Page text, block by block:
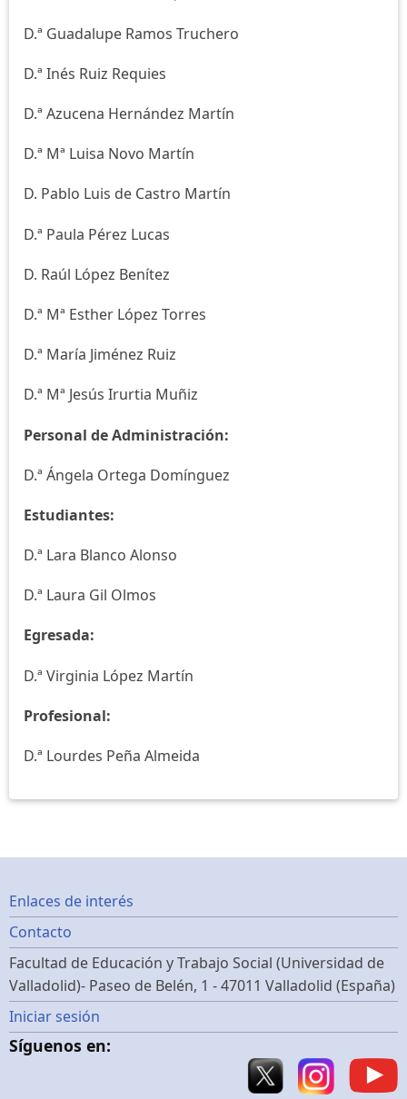
D.ª Guadalupe Ramos Truchero
D.ª Inés Ruiz Requies
D.ª Azucena Hernández Martín
D.ª Mª Luisa Novo Martín
D. Pablo Luis de Castro Martín
D.ª Paula Pérez Lucas
D. Raúl López Benítez
D.ª Mª Esther López Torres
D.ª María Jiménez Ruiz
D.ª Mª Jesús Irurtia Muñiz
Personal de Administración:
D.ª Ángela Ortega Domínguez
Estudiantes:
D.ª Lara Blanco Alonso
D.ª Laura Gil Olmos
Egresada:
D.ª Virginia López Martín
Profesional:
D.ª Lourdes Peña Almeida
Footer
menu
Enlaces de interés
Contacto
Facultad de Educación y Trabajo Social (Universidad de
Valladolid)- Paseo de Belén, 1 - 47011 Valladolid (España)
Menú
de
Iniciar sesión
Síguenos en: